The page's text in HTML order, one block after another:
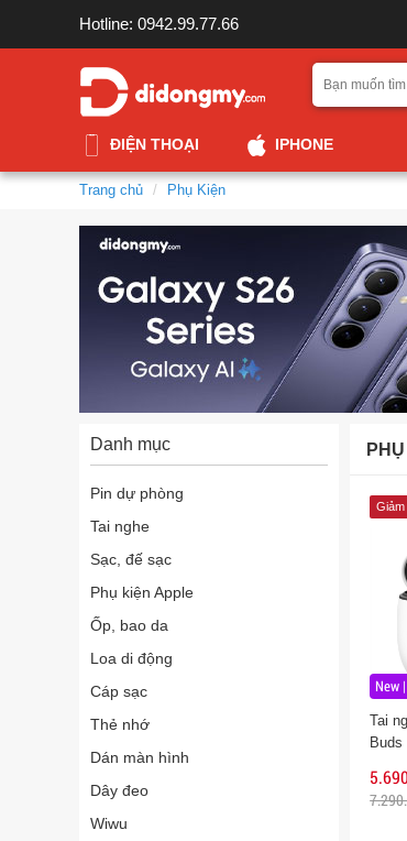
Hotline: 0942.99.77.66
ĐIỆN THOẠI IPHONE
Trang chủ Phụ Kiện
Danh mục
Pin dự phòng
Tai nghe
Sạc, đế sạc
Phụ kiện Apple
Ốp, bao da
Loa di động
Cáp sạc
Thẻ nhớ
Dán màn hình
Dây đeo
Wiwu
New
Tai
Buds